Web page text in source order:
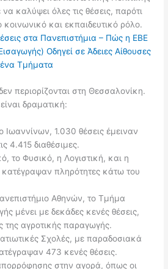
καλύψει όλες τις θέσεις, παρότι
κοινωνικό και εκπαιδευτικό ρόλο.
στα Πανεπιστήμια – Πώς η ΕΒΕ
Οδηγεί σε Άδειες Αίθουσες
Τμήματα
περιορίζονται στη Θεσσαλονίκη.
δραματική:
Ιωαννίνων, 1.030 θέσεις έμειναν
4.415 διαθέσιμες.
το Φυσικό, η Λογιστική, και η
πληρότητες κάτω του
Αθηνών, το Τμήμα
μένει με δεκάδες κενές θέσεις,
της αγροτικής παραγωγής.
Σχολές, με παραδοσιακά
473 κενές θέσεις.
στην αγορά, όπως οι